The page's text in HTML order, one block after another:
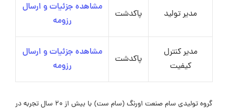
مدیر تولید پاکدشت
مشاهده جزئیات و ارسال
رزومه
مدیر کنترل
کیفیت
پاکدشت
مشاهده جزئیات و ارسال
رزومه
گروه تولیدی سام صنعت اورنگ (سام ست) با بیش از 20 سال تجربه در